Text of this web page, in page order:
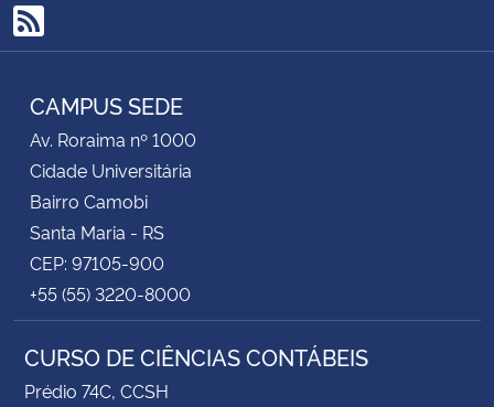
RSS
CAMPUS SEDE
Av. Roraima nº 1000
Cidade Universitária
Bairro Camobi
Santa Maria - RS
CEP: 97105-900
+55 (55) 3220-8000
CURSO DE CIÊNCIAS CONTÁBEIS
Prédio 74C, CCSH